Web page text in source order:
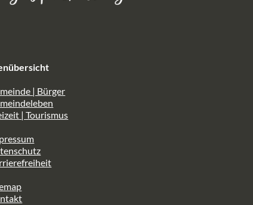
| Bürger
| Tourismus